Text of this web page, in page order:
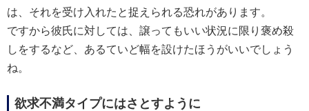
は、それを受け入れたと捉えられる恐れがあります。
ですから彼氏に対しては、譲ってもいい状況に限り褒め殺
しをするなど、あるていど幅を設けたほうがいいでしょう
ね。
欲求不満タイプにはさとすように